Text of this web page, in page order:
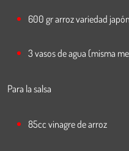
600 gr arroz variedad
3 vasos de agua (misma
Para la salsa
85cc vinagre de arroz